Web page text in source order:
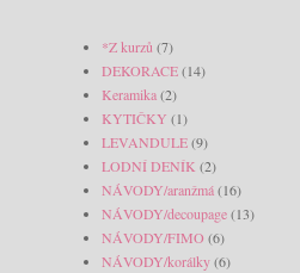
*Z kurzů (7)
DEKORACE(14)
Keramika(2)
KYTIČKY (1)
LEVANDULE(9)
LODNÍ DENÍK (2)
NÁVODY/aranžmá(16)
NÁVODY/decoupage(13)
NÁVODY/FIMO (6)
NÁVODY/korálky(6)